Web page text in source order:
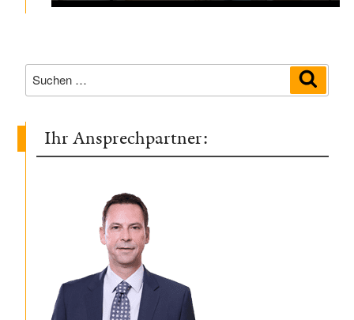
Suchen
nach:
Ihr Ansprechpartner: